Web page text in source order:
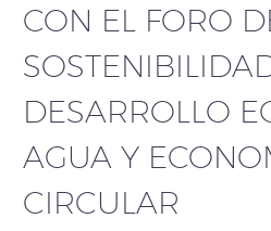
CON EL FORO
DESARROLLO
AGUA Y
CIRCULAR